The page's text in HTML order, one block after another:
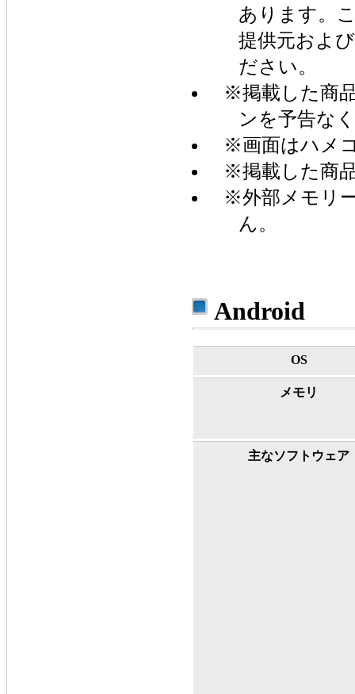
あります。
提供元およ
ださい。
※掲載した商
ンを予告な
※画面はハメ
※掲載した商
※外部メモリ
ん。
Android
OS
メモリ
主なソフトウェア